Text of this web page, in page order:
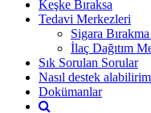
Keşke Bıraksa
Tedavi Merkezleri
Sigara
İlaç Dağıtım
Sık Sorulan Sorular
Nasıl destek
Dokümanlar